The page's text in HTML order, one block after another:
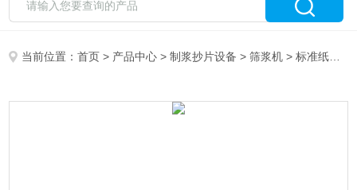
当前位置：首页 > 产品中心 >制浆抄片设备 >筛浆机 > 标准纸浆筛浆机